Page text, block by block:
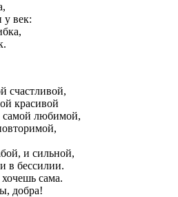
у век:
счастливой,
красивой
самой любимой,
и сильной,
в бессилии.
сама.
добра!